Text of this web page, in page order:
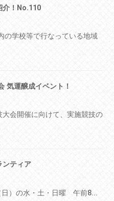
介！No.110
の学校等で行なっている地域
気運醸成イベント！
会開催に向けて、実施競技の
ンティア
日）の水・土・日曜 午前8...